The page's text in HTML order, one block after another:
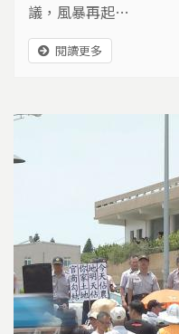
議，風暴再起…
閱讀更多